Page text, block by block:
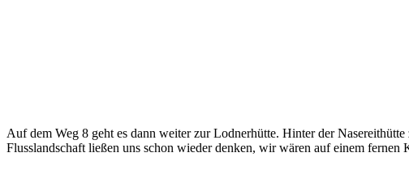
Auf dem Weg 8 geht es dann weiter zur Lodnerhütte. Hinter der
Flusslandschaft ließen uns schon wieder denken, wir wären auf einem